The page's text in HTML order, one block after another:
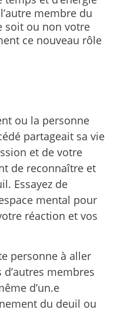
membre du
soit ou non votre
ce nouveau rôle
ou la personne
partageait sa vie
et de votre
de reconnaître et
Essayez de
mental pour
réaction et vos
personne à aller
d’autres membres
d’un.e
du deuil ou